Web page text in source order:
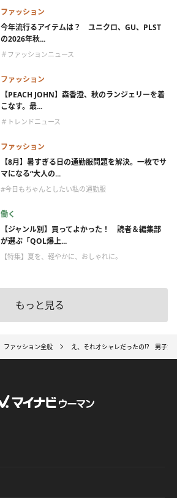
ファッション
今年流行るアイテムは？ ユニクロ、GU、PLST
の2026年秋...
＃ファッションニュース
ファッション
【PEACH JOHN】森香澄、秋のランジェリーを着
こなす。最...
＃トレンドニュース
ファッション
【8月】暑すぎる日の通勤服問題を解決。一枚でサ
マになる“大人の...
#今日もちゃんとしたい私の通勤服
働く
【ジャンル別】買ってよかった！ 読者＆編集部
が選ぶ「QOL爆上...
【特集】夏を、軽やかに、おしゃれに。
もっと見る
ファッション全般 え、それオシャレだったの!? 男子が